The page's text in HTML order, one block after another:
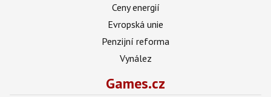
Ceny energií
Evropská unie
Penzijní reforma
Vynález
Games.cz